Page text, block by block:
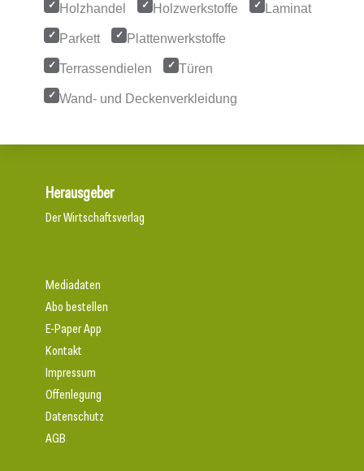
Holzhandel Holzwerkstoffe Laminat
Parkett Plattenwerkstoffe
Terrassendielen Türen
Wand- und Deckenverkleidung
Herausgeber
Der Wirtschaftsverlag
Mediadaten
Abo bestellen
E-Paper App
Kontakt
Impressum
Offenlegung
Datenschutz
AGB